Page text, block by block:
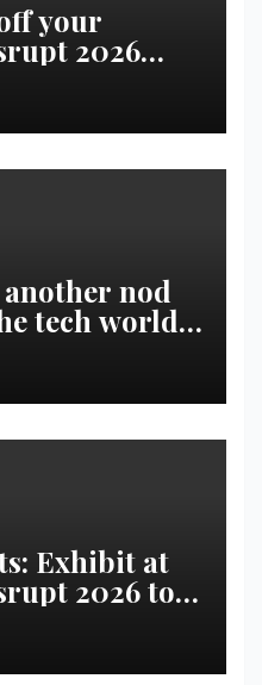
your
2026
|
nod
tech world |
Exhibit at
2026 to
|